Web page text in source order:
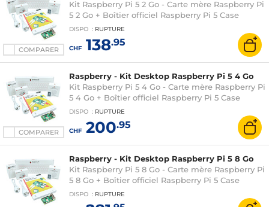
COMPARER
Kit Raspberry Pi 5 2 Go - Carte mère Raspberry Pi
5 2 Go + Boîtier officiel Raspberry Pi 5 Case
Blanc/Rouge + Alimentation secteur USB-C 27W
+ Clavier/Souris officiels + 2 câbles
microHDMI/HDMI +carte microSD 32 Go + Guide
DISPO : RUPTURE
CHF138.95
COMPARER
Raspberry - Kit Desktop Raspberry Pi 5 4 Go
Kit Raspberry Pi 5 4 Go - Carte mère Raspberry Pi
5 4 Go + Boîtier officiel Raspberry Pi 5 Case
Blanc/Rouge + Alimentation secteur USB-C 27W
+ Clavier/Souris officiels + 2 câbles
microHDMI/HDMI +carte microSD 32 Go + Guide
DISPO : RUPTURE
CHF200.95
Raspberry - Kit Desktop Raspberry Pi 5 8 Go
Kit Raspberry Pi 5 8 Go - Carte mère Raspberry Pi
5 8 Go + Boîtier officiel Raspberry Pi 5 Case
Blanc/Rouge + Alimentation secteur USB-C 27W
+ Clavier/Souris officiels + 2 câbles
DISPO : RUPTURE